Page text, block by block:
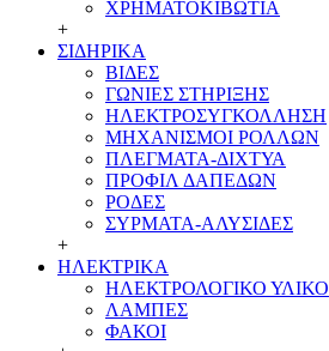
ΧΡΗΜΑΤΟΚΙΒΩΤΙΑ
+
ΣΙΔΗΡΙΚΑ
ΒΙΔΕΣ
ΓΩΝΙΕΣ ΣΤΗΡΙΞΗΣ
ΗΛΕΚΤΡΟΣΥΓΚΟΛΛΗΣΗ
ΜΗΧΑΝΙΣΜΟΙ ΡΟΛΛΩΝ
ΠΛΕΓΜΑΤΑ-ΔΙΧΤΥΑ
ΠΡΟΦΙΛ ΔΑΠΕΔΩΝ
ΡΟΔΕΣ
ΣΥΡΜΑΤΑ-ΑΛΥΣΙΔΕΣ
+
ΗΛΕΚΤΡΙΚΑ
ΗΛΕΚΤΡΟΛΟΓΙΚΟ ΥΛΙΚΟ
ΛΑΜΠΕΣ
ΦΑΚΟΙ